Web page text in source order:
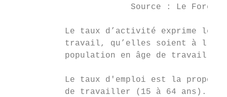
Source : Le
Le taux d’activité exprime le
travail, qu’elles soient à
population en âge de travailler
Le taux d'emploi est la
de travailler (15 à 64 ans).